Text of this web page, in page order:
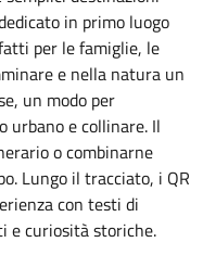
in primo luogo
per le famiglie, le
e nella natura un
un modo per
urbano e collinare. Il
o combinarne
Lungo il tracciato, i QR
con testi di
e curiosità storiche.